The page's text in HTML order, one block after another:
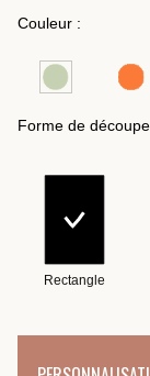
Couleur :
Forme de
Rectangle